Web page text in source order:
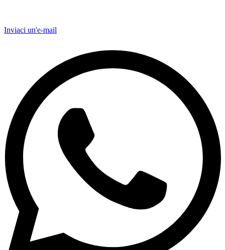
Inviaci un'e-mail